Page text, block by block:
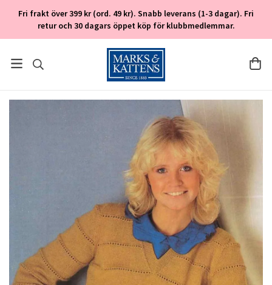
Fri frakt över 399 kr (ord. 49 kr). Snabb leverans (1-3 dagar). Fri
retur och 30 dagars öppet köp för klubbmedlemmar.